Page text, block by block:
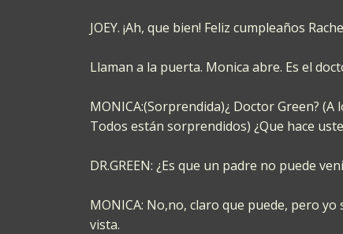
JOEY. ¡Ah, que bien! Feliz cumpleaños
Llaman a la puerta. Monica abre. Es el
MONICA:(Sorprendida)¿ Doctor Green? (A
Todos están sorprendidos) ¿Que hace
DR.GREEN: ¿Es que un padre no puede
MONICA: No,no, claro que puede, pero
vista.